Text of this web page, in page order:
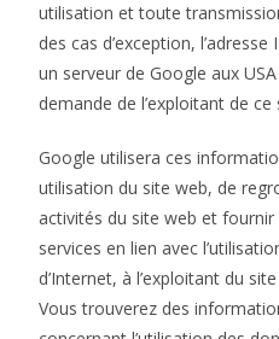
utilisation et toute
des cas d’exception,
un serveur de Google aux
demande de l’exploitant de ce
Google utilisera ces
utilisation du site web, de
activités du site web et fournir
services en lien avec
d’Internet, à l’exploitant du
Vous trouverez des